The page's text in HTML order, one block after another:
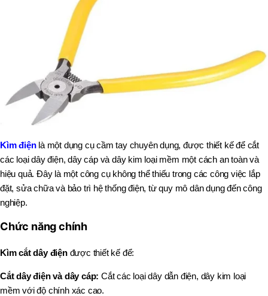
Kìm điệnlà một dụng cụ cầm tay chuyên dụng, được thiết kế để cắt
các loại dây điện, dây cáp và dây kim loại mềm một cách an toàn và
hiệu quả. Đây là một công cụ không thể thiếu trong các công việc lắp
đặt, sửa chữa và bảo trì hệ thống điện, từ quy mô dân dụng đến công
nghiệp.
Chức năng chính
Kìm cắt dây điệnđược thiết kế để:
Cắt dây điện và dây cáp: Cắt các loại dây dẫn điện, dây kim loại
mềm với độ chính xác cao.